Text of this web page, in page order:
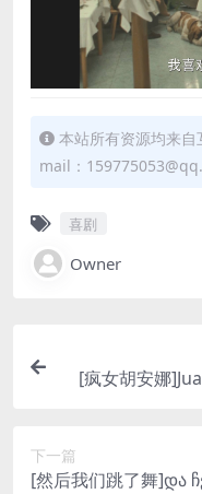
本站所有资源均来
mail：
喜剧
Owner
[疯女胡安娜
下一篇
[然后我们跳了舞]და